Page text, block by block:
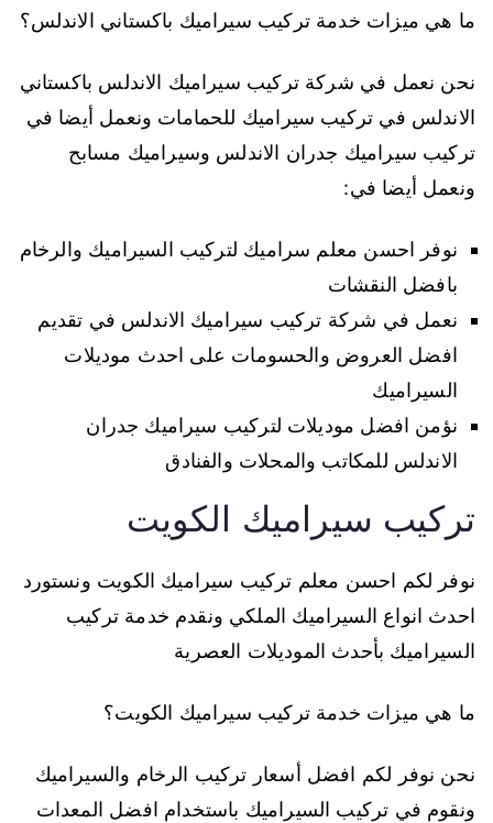
ما هي ميزات خدمة تركيب سيراميك باكستاني الاندلس؟
نحن نعمل في شركة تركيب سيراميك الاندلس باكستاني
الاندلس في تركيب سيراميك للحمامات ونعمل أيضا في
تركيب سيراميك جدران الاندلس وسيراميك مسابح
ونعمل أيضا في:
نوفر احسن معلم سراميك لتركيب السيراميك والرخام
بافضل النقشات
نعمل في شركة تركيب سيراميك الاندلس في تقديم
افضل العروض والحسومات على احدث موديلات
السيراميك
نؤمن افضل موديلات لتركيب سيراميك جدران
الاندلس للمكاتب والمحلات والفنادق
تركيب سيراميك الكويت
نوفر لكم احسن معلم تركيب سيراميك الكويت ونستورد
احدث انواع السيراميك الملكي ونقدم خدمة تركيب
السيراميك بأحدث الموديلات العصرية
ما هي ميزات خدمة تركيب سيراميك الكويت؟
نحن نوفر لكم افضل أسعار تركيب الرخام والسيراميك
ونقوم في تركيب السيراميك باستخدام افضل المعدات